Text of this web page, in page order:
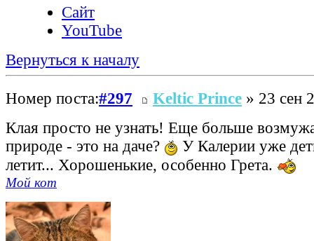
Сайт
YouTube
Вернуться к началу
Номер поста:#297 Keltic Prince » 23 сен
Клая просто не узнать! Еще больше
природе - это на даче?
У Калерии уже
летит... Хорошенькие, особенно Грета.
Мой кот